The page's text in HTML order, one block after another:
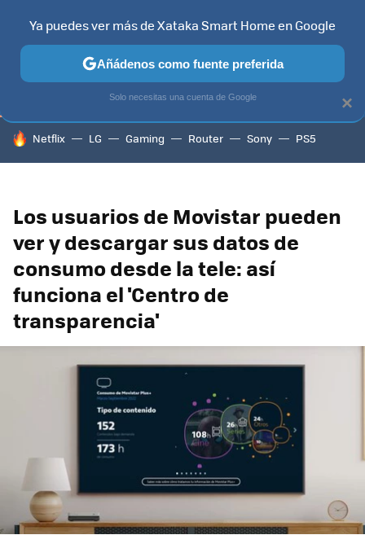
TELEVISORES CONTENIDOS SMART TV SELECCIÓN
HOY SE HABLA DE
Netflix LG Gaming Router Sony PS5
Los usuarios de Movistar pueden
ver y descargar sus datos de
consumo desde la tele: así
funciona el 'Centro de
transparencia'
×
Ya puedes ver más de Xataka Smart Home en Google
Añádenos como fuente preferida
Solo necesitas una cuenta de Google